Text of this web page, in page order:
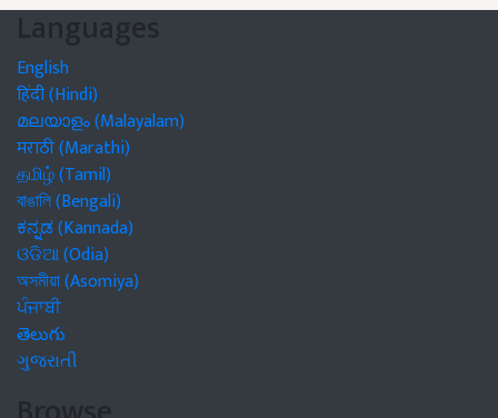
Languages
English
हिंदी (Hindi)
മലയാളം (Malayalam)
मराठी (Marathi)
தமிழ் (Tamil)
বাঙালি (Bengali)
ಕನ್ನಡ (Kannada)
ଓଡିଆ (Odia)
অসমীয়া (Asomiya)
ਪੰਜਾਬੀ
తెలుగు
ગુજરાતી